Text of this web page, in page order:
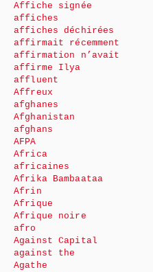
Affiche signée
affiches
affiches déchirées
affirmait récemment
affirmation n’avait
affirme Ilya
affluent
Affreux
afghanes
Afghanistan
afghans
AFPA
Africa
africaines
Afrika Bambaataa
Afrin
Afrique
Afrique noire
afro
Against Capital
against the
Agathe